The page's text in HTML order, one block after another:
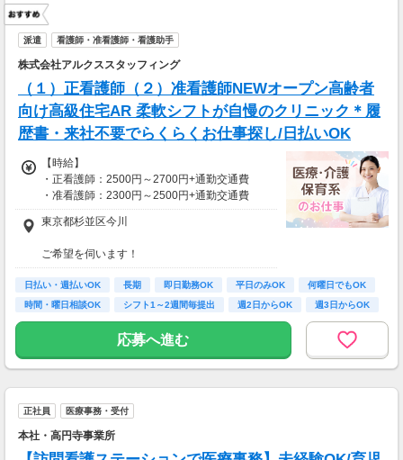
派遣 看護師・准看護師・看護助手
株式会社アルクススタッフィング
（１）正看護師（２）准看護師NEWオープン高齢者
向け高級住宅AR 柔軟シフトが自慢のクリニック＊履
歴書・来社不要でらくらくお仕事探し/日払いOK
【時給】
・正看護師：2500円～2700円+通勤交通費
・准看護師：2300円～2500円+通勤交通費
*＊嬉しい日払いOK*
あなたの努力はきちんと評価します！
東京都杉並区今川
ご希望を伺います！
※受動喫煙対策有（屋内禁煙）
車・バイク・自転車での通勤もOK
日払い・週払いOK 長期 即日勤務OK 平日のみOK
何曜日でもOK
時間・曜日相談OK
シフト1～2週間毎提出 週2日からOK 週3日からOK
応募へ進む
正社員 医療事務・受付
本社・高円寺事業所